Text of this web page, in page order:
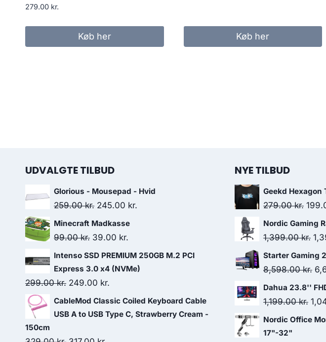
279.00 kr.
Køb her Køb her
UDVALGTE TILBUD
Glorious - Mousepad - Hvid
259.00kr. Original
price
was:
245.00 kr.
Minecraft Madkasse
99.00kr. Original
price
was:
99.00 kr..
39.00 kr.
price
is:
Intenso SSD PREMIUM 250GB M.2 PCI
Express 3.0 x4 (NVMe)
299.00kr. Original
price
was:
249.00 kr.
price
is:
CableMod Classic Coiled Keyboard Cable
USB A to USB Type C, Strawberry Cream -
150cm
NYE TILBUD
Geekd Hexagon
279.00kr.
price
was:
Nordic Gaming
1,399.00kr.
Starter Gaming
8,598.00kr.
Dahua 23.8''
1,199.00kr.
Nordic Office
17"-32"